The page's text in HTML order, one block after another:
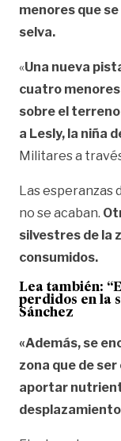
menores que
selva.
«Una nueva
cuatro
sobre el
a Lesly, la niña
Militares a
Las esperanzas
no se acaban.
silvestres de la
consumidos.
Lea también:
perdidos en la
Sánchez
«Además, se
zona que de
aportar